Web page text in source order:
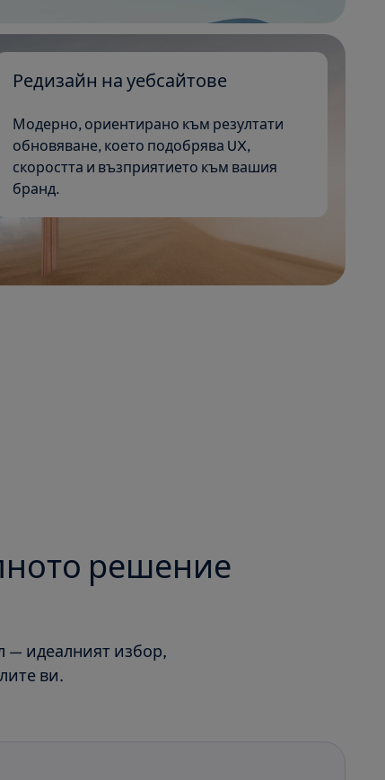
Редизайн на уебсайтове
Модерно, ориентирано към резултати
обновяване, което подобрява UX,
скоростта и възприятието към вашия
бранд.
решение
— идеалният избор,
ви.